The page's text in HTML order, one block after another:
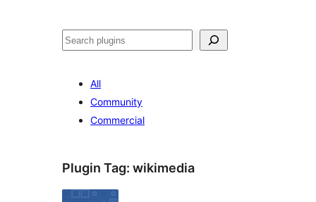
ရှာ
All
Community
Commercial
Plugin Tag: wikimedia